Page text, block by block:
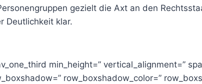
gezielt die Axt an den
Deutlichkeit klar.
min_height=” vertical_alignment=”
row_boxshadow_color=”